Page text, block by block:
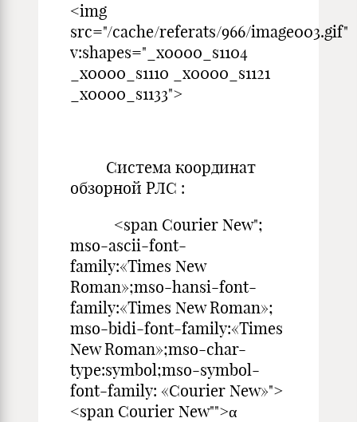
<img
src="/cache/referats/966/image003.gif"
v:shapes="_x0000_s1104
_x0000_s1110 _x0000_s1121
_x0000_s1133">
Система координат
обзорной РЛС :
<span Courier New";
mso-ascii-font-
family:«Times New
Roman»;mso-hansi-font-
family:«Times New Roman»;
mso-bidi-font-family:«Times
New Roman»;mso-char-
type:symbol;mso-symbol-
font-family: «Courier New»">
<span Courier New"">α